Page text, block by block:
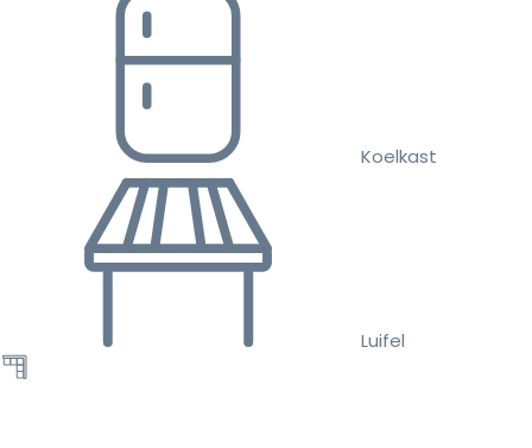
Koelkast
Luifel